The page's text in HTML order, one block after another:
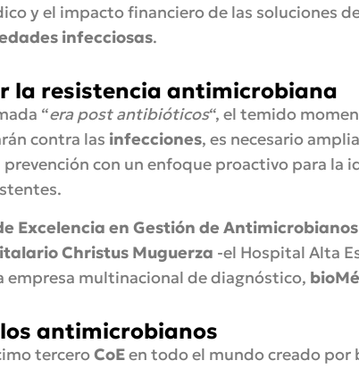
y el impacto financiero de las soluciones
infecciosas.
la resistencia antimicrobiana
“era post antibióticos“, el temido
contra las infecciones, es necesario
con un enfoque proactivo para la
Excelencia en Gestión de Antimicrobianos
Christus Muguerza -el Hospital Alta
empresa multinacional de diagnóstico,
antimicrobianos
terceroCoEen todo el mundo creado por